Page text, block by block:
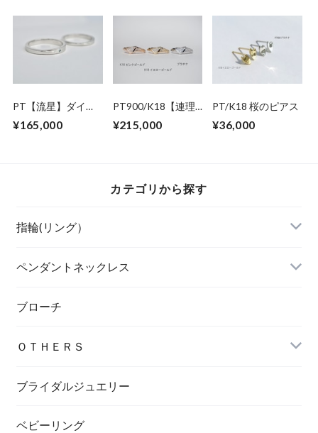
PT【流星】ダイヤ
モンドマリッジリン
グ SB-PD3.0MM
¥165,000
PT900/K18【連理
木】ダイヤモンドリ
ング
¥215,000
PT/K18 桜のピアス
¥36,000
カテゴリから探す
指輪(リング）
ペンダントネックレス
ブローチ
ＯＴＨＥＲＳ
ブライダルジュエリー
ベビーリング